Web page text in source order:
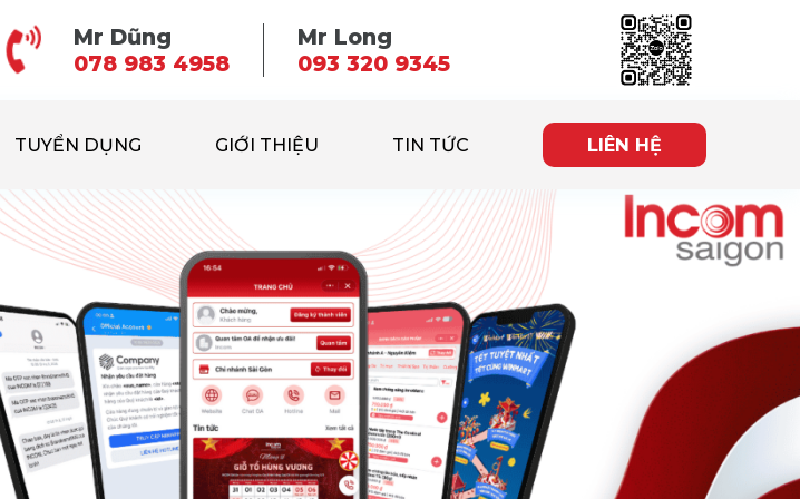
Mr Dũng
078 983 4958
Mr Long
093 320 9345
TUYỂN DỤNG GIỚI THIỆU TIN TỨC LIÊN HỆ